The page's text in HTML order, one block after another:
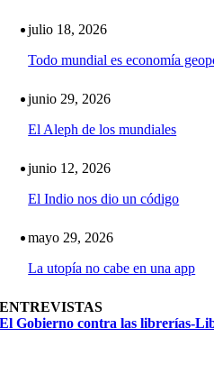
julio 18, 2026
Todo mundial es economía
junio 29, 2026
El Aleph de los mundiales
junio 12, 2026
El Indio nos dio un código
mayo 29, 2026
La utopía no cabe en una app
ENTREVISTAS
El Gobierno contra las librerías-